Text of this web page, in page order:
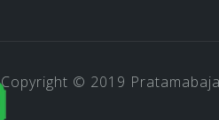
Copyright © 2019